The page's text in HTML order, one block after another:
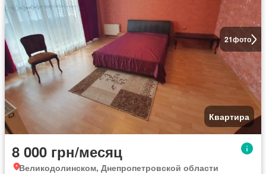
21фото
Квартира
8 000 грн/месяц
Великодолинском, Днепропетровской области